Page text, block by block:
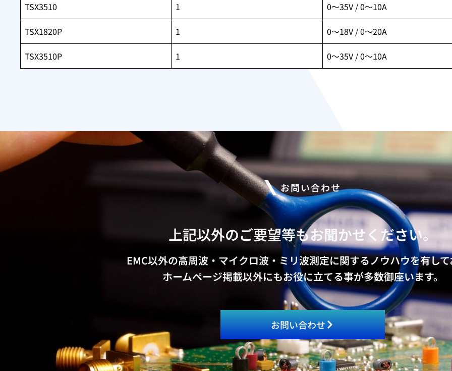
TSX3510 1 0～35V / 0～10A
TSX1820P 1 0～18V / 0～20A
TSX3510P 1 0～35V / 0～10A
お問い合わせ
上記以外のご要望等もお聞かせください。
EMC以外の高周波・マイクロ波・ミリ波測定に関するノウハウを有し
ホームページ掲載以外にもお役に立てる事が多数御座います。
お問い合わせ